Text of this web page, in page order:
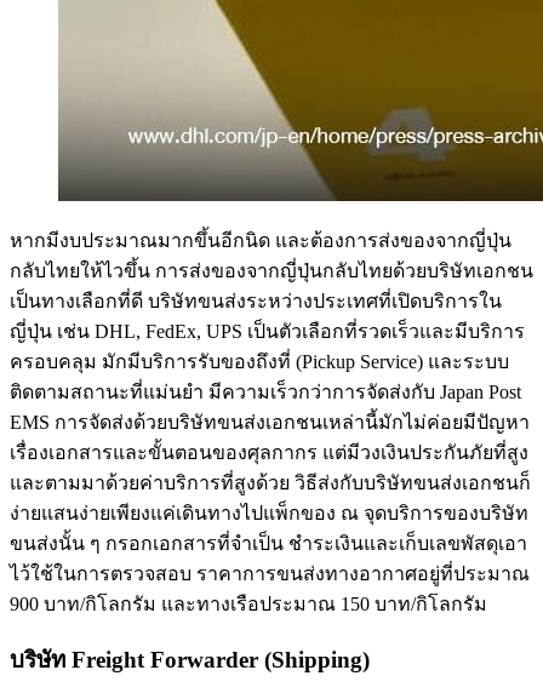
หากมีงบประมาณมากขึ้นอีกนิด และต้องการส่งของจากญี่ปุ่น
กลับไทยให้ไวขึ้น การส่งของจากญี่ปุ่นกลับไทยด้วยบริษัทเอกชน
เป็นทางเลือกที่ดี บริษัทขนส่งระหว่างประเทศที่เปิดบริการใน
ญี่ปุ่น เช่น DHL, FedEx, UPS เป็นตัวเลือกที่รวดเร็วและมีบริการ
ครอบคลุม มักมีบริการรับของถึงที่ (Pickup Service) และระบบ
ติดตามสถานะที่แม่นยำ มีความเร็วกว่าการจัดส่งกับ Japan Post
EMS การจัดส่งด้วยบริษัทขนส่งเอกชนเหล่านี้มักไม่ค่อยมีปัญหา
เรื่องเอกสารและขั้นตอนของศุลกากร แต่มีวงเงินประกันภัยที่สูง
และตามมาด้วยค่าบริการที่สูงด้วย วิธีส่งกับบริษัทขนส่งเอกชนก็
ง่ายแสนง่ายเพียงแค่เดินทางไปแพ็กของ ณ จุดบริการของบริษัท
ขนส่งนั้น ๆ กรอกเอกสารที่จำเป็น ชำระเงินและเก็บเลขพัสดุเอา
ไว้ใช้ในการตรวจสอบ ราคาการขนส่งทางอากาศอยู่ที่ประมาณ
900 บาท/กิโลกรัม และทางเรือประมาณ 150 บาท/กิโลกรัม
บริษัท Freight Forwarder (Shipping)